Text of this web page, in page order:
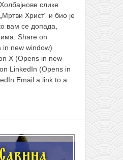
Холбајнове слике
„Мртви Христ“ и био је
вам се допада,
Share on
in new window)
X (Opens in new
LinkedIn (Opens in
Email a link to a